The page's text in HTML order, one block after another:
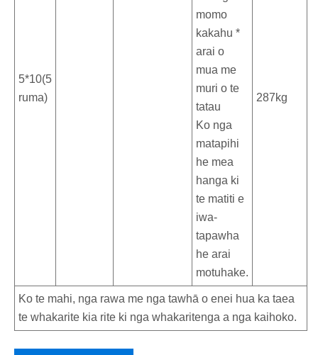
5*10(5
ruma)
momo
kakahu *
arai o
mua me
muri o te
tatau
Ko nga
matapihi
he mea
hanga ki
te matiti e
iwa-
tapawha
he arai
motuhake.
287kg
Ko te mahi, nga rawa me nga tawhā o enei hua ka taea
te whakarite kia rite ki nga whakaritenga a nga kaihoko.